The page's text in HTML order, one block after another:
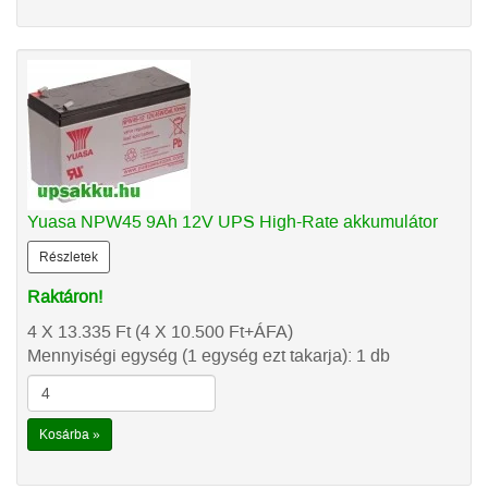
Yuasa NPW45 9Ah 12V UPS High-Rate akkumulátor
Részletek
Raktáron!
4 X 13.335 Ft(4 X 10.500 Ft+ÁFA)
Mennyiségi egység (1 egység ezt takarja): 1 db
Kosárba »